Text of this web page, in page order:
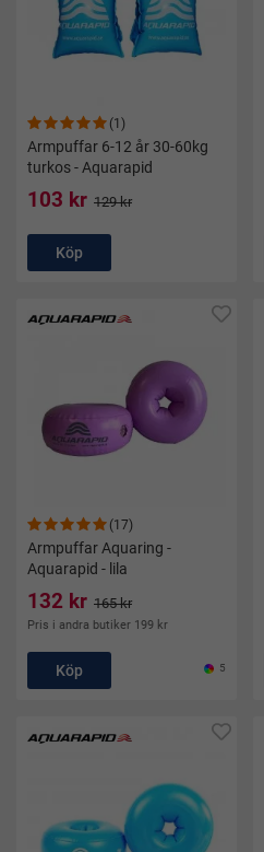
(1)
Armpuffar 6-12 år 30-60kg
turkos - Aquarapid
103 kr 129 kr
Köp
(17)
Armpuffar Aquaring -
Aquarapid - lila
132 kr 165 kr
Pris i andra butiker 199 kr
Köp 5